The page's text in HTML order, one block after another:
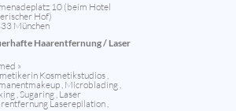
10 (beim Hotel
Hof)
München
Haarentfernung / Laser
»
Kosmetikstudios ,
, Microblading ,
, Sugaring , Laser
Laserepilation ,